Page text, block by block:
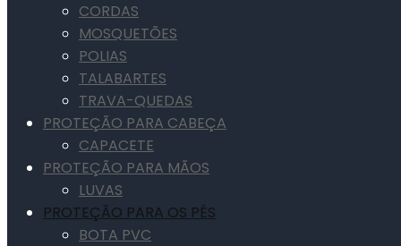
CORDAS
MOSQUETÕES
POLIAS
TALABARTES
TRAVA-QUEDAS
PROTEÇÃO PARA CABEÇA
CAPACETE
PROTEÇÃO PARA MÃOS
LUVAS
PROTEÇÃO PARA OS PÉS
BOTA PVC